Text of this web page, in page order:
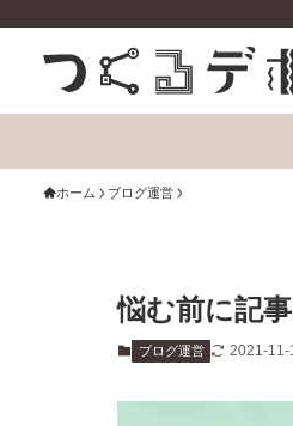
ホーム ブログ運営
悩む前に記
ブログ運営 2021-11-